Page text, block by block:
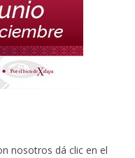
nosotros dá clic en el